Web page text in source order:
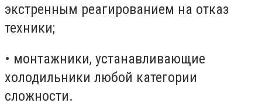
экстренным реагированием на отказ
техники;
• монтажники, устанавливающие
холодильники любой категории
сложности.